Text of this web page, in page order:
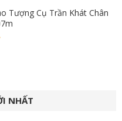
Tượng Cụ Trần Khát Chân
NHẤT